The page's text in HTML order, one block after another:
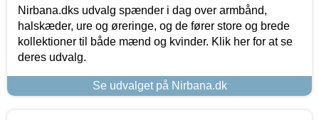
Nirbana.dks udvalg spænder i dag over armbånd,
halskæder, ure og øreringe, og de fører store og brede
kollektioner til både mænd og kvinder. Klik her for at se
deres udvalg.
Se udvalget på Nirbana.dk